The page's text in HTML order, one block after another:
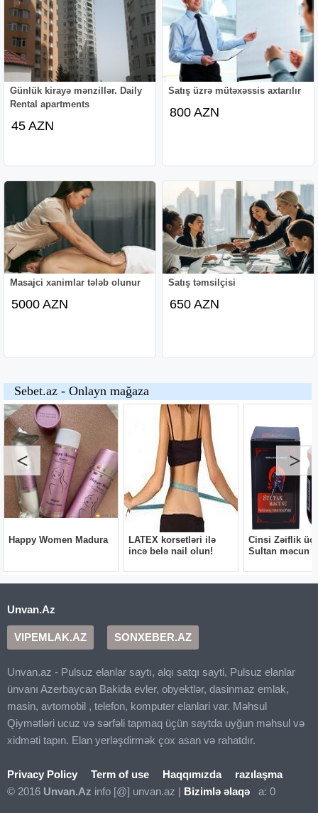
Günlük kirayə mənzillər. Daily
Rental apartments
45 AZN
Satış üzrə mütəxəssis axtarılır
800 AZN
Masajci xanimlar tələb olunur
5000 AZN
Satış təmsilçisi
650 AZN
Unvan.Az
VIPEMLAK.AZ SONXEBER.AZ
Unvan.az - Pulsuz elanlar saytı, alqı satqı sayti, Pulsuz elanlar
ünvanı Azerbaycan Bakida evler, obyektlər, dasinmaz emlak,
masin, avtomobil , telefon, komputer elanlari var. Məhsul
Qiymətləri ucuz və sərfəli tapmaq üçün saytda uyğun məhsul və
xidməti tapın. Elan yerləşdirmək çox asan və rahatdır.
Privacy Policy Term of use Haqqımızda
razılaşma
© 2016 Unvan.Az info [@] unvan.az | Bizimlə əlaqə a: 0